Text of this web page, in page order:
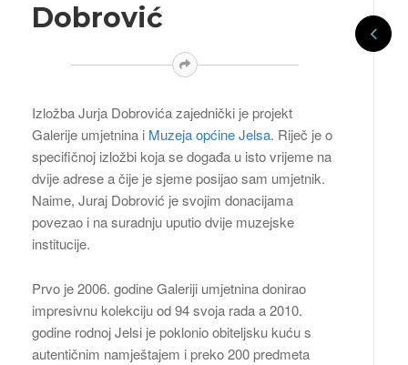
Dobrović
Izložba Jurja Dobrovića zajednički je projekt
Galerije umjetnina i Muzeja općine Jelsa. Riječ je o
specifičnoj izložbi koja se događa u isto vrijeme na
dvije adrese a čije je sjeme posijao sam umjetnik.
Naime, Juraj Dobrović je svojim donacijama
povezao i na suradnju uputio dvije muzejske
institucije.
Prvo je 2006. godine Galeriji umjetnina donirao
impresivnu kolekciju od 94 svoja rada a 2010.
godine rodnoj Jelsi je poklonio obiteljsku kuću s
autentičnim namještajem i preko 200 predmeta